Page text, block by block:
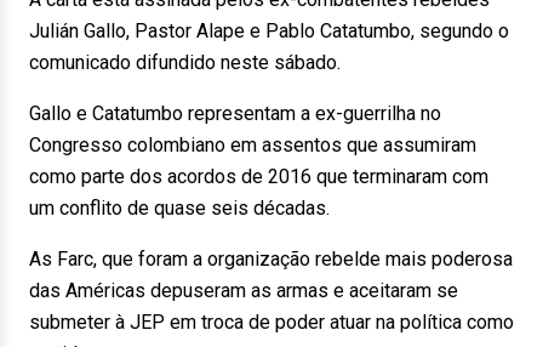
Julián Gallo, Pastor Alape e Pablo Catatumbo, segundo o
comunicado difundido neste sábado.
Gallo e Catatumbo representam a ex-guerrilha no
Congresso colombiano em assentos que assumiram
como parte dos acordos de 2016 que terminaram com
um conflito de quase seis décadas.
As Farc, que foram a organização rebelde mais poderosa
das Américas depuseram as armas e aceitaram se
submeter à JEP em troca de poder atuar na política como